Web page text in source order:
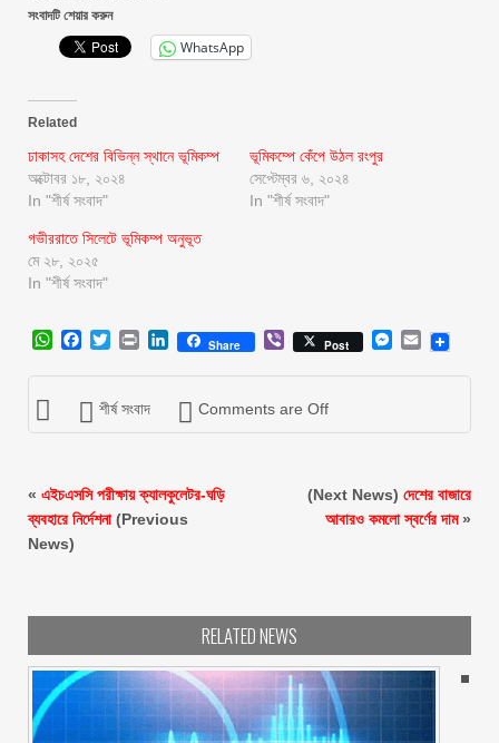
সংবাদটি শেয়ার করুন
WhatsApp
Related
ঢাকাসহ দেশের বিভিন্ন স্থানে ভূমিকম্প
অক্টোবর ১৮, ২০২৪
In "শীর্ষ সংবাদ"
ভূমিকম্পে কেঁপে উঠল রংপুর
সেপ্টেম্বর ৬, ২০২৪
In "শীর্ষ সংবাদ"
গভীররাতে সিলেটে ভূমিকম্প অনুভূত
মে ২৮, ২০২৫
In "শীর্ষ সংবাদ"
WhatsApp
Facebook
Twitter
Print LinkedIn
Share ViberPost Messenger
Email
শীর্ষ সংবাদ Comments are Off
« এইচএসসি পরীক্ষায় ক্যালকুলেটর-ঘড়ি
ব্যবহারে নির্দেশনা(Previous
News)
(Next News) দেশের বাজারে
আবারও কমলো স্বর্ণের দাম»
RELATED NEWS